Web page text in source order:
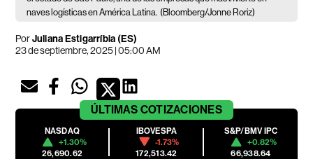
naves logísticas en América Latina. (Bloomberg/Jonne Roriz)
PorJuliana Estigarríbia (ES)
23 de septiembre, 2025 | 05:00 AM
ÚLTIMAS COTIZACIONES
NASDAQ
+1.30%
26,690.62
IBOVESPA
-1.73%
172,513.42
S&P/BMV IPC
+0.82%
66,938.64